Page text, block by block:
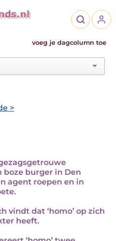
voeg je dagcolumn toe
>
boze burger in Den
agent roepen en in
vindt dat ‘homo’ op zich
heeft.